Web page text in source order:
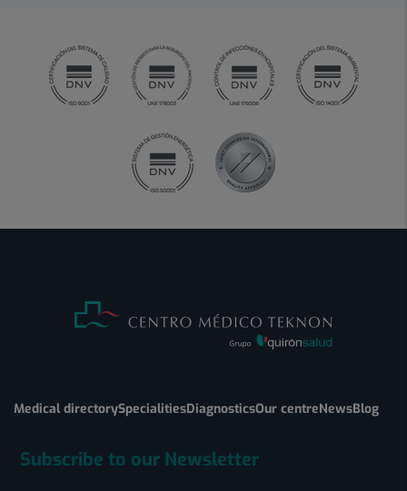
Medical directorySpecialitiesDiagnosticsOur centreNewsBlog
Subscribe to our Newsletter